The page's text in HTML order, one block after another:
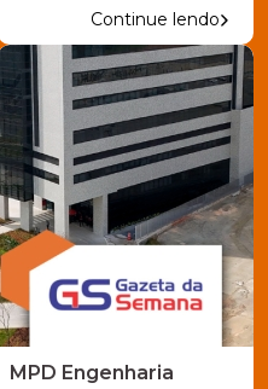
Continue lendo
MPD Engenharia